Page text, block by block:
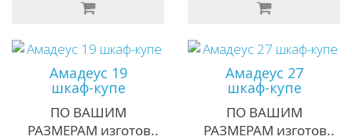
Амадеус 19
шкаф-купе
ПО ВАШИМ
РАЗМЕРАМ изготов..
Амадеус 27
шкаф-купе
ПО ВАШИМ
РАЗМЕРАМ изготов..